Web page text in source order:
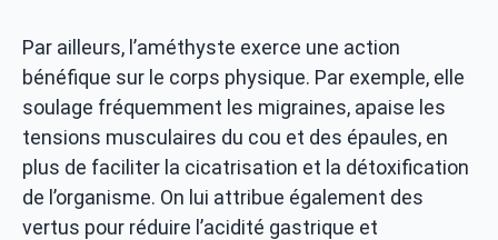
Par ailleurs, l’améthyste exerce une action
bénéfique sur le corps physique. Par exemple, elle
soulage fréquemment les migraines, apaise les
tensions musculaires du cou et des épaules, en
plus de faciliter la cicatrisation et la détoxification
de l’organisme. On lui attribue également des
vertus pour réduire l’acidité gastrique et